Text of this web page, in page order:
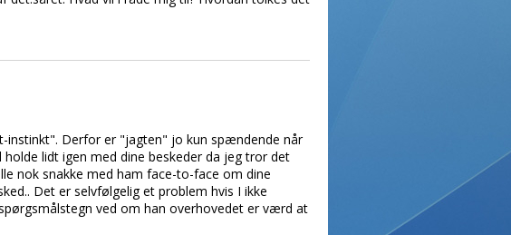
instinkt". Derfor er "jagten" jo kun spændende når
lidt igen med dine beskeder da jeg tror det
nok snakke med ham face-to-face om dine
Det er selvfølgelig et problem hvis I ikke
ved om han overhovedet er værd at